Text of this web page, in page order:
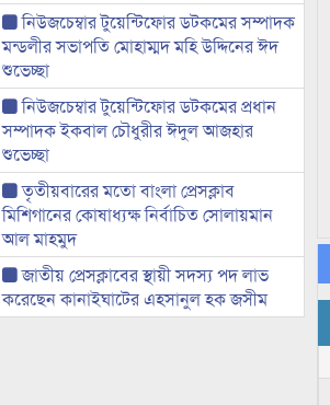
নিউজচেম্বার টুয়েন্টিফোর ডটকমের সম্পাদক
মন্ডলীর সভাপতি মোহাম্মদ মহি উদ্দিনের ঈদ
শুভেচ্ছা
নিউজচেম্বার টুয়েন্টিফোর ডটকমের প্রধান
সম্পাদক ইকবাল চৌধুরীর ঈদুল আজহার
শুভেচ্ছা
তৃতীয়বারের মতো বাংলা প্রেসক্লাব
মিশিগানের কোষাধ্যক্ষ নির্বাচিত সোলায়মান
আল মাহমুদ
জাতীয় প্রেসক্লাবের স্থায়ী সদস্য পদ লাভ
করেছেন কানাইঘাটের এহসানুল হক জসীম